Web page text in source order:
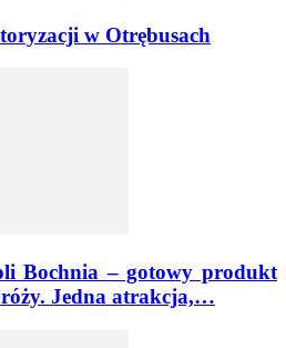
w Otrębusach
Bochnia – gotowy produkt
Jedna atrakcja,…